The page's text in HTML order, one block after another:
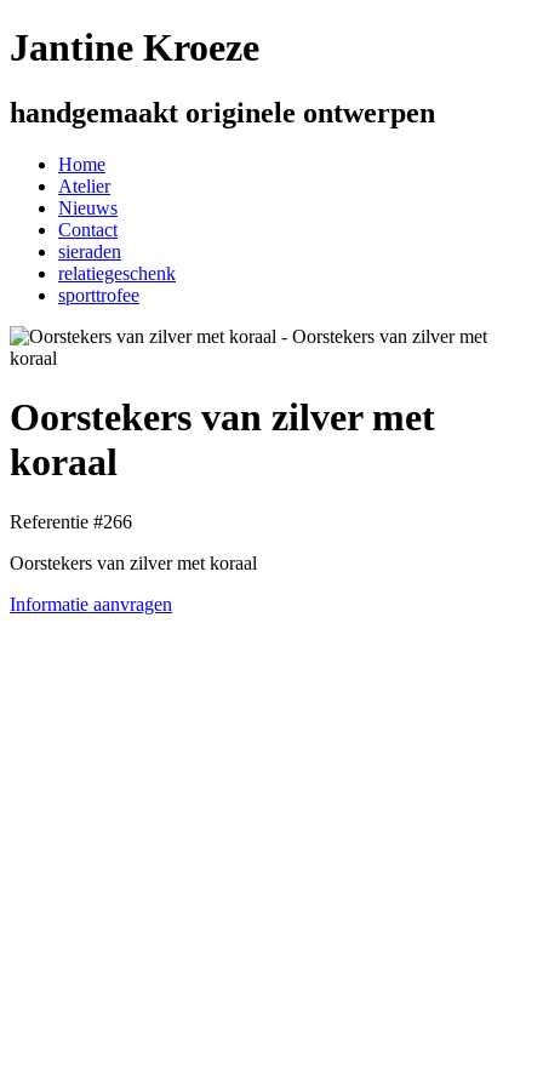
Jantine Kroeze
handgemaakt originele ontwerpen
Home
Atelier
Nieuws
Contact
sieraden
relatiegeschenk
sporttrofee
Oorstekers van zilver met
koraal
Referentie #266
Oorstekers van zilver met koraal
Informatie aanvragen